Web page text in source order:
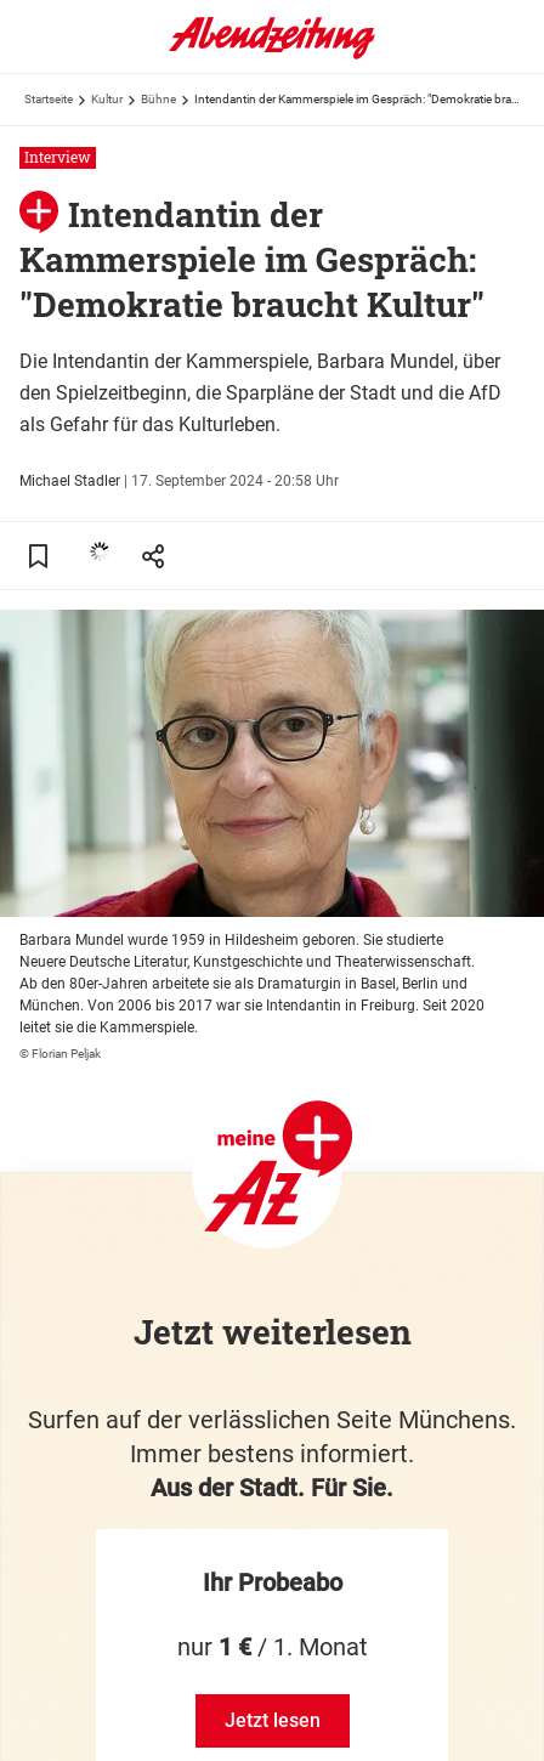
Startseite Kultur Bühne
Interview
Intendantin der
Kammerspiele im Gespräch:
"Demokratie braucht Kultur"
Die Intendantin der Kammerspiele, Barbara Mundel, über
den Spielzeitbeginn, die Sparpläne der Stadt und die AfD
als Gefahr für das Kulturleben.
Michael Stadler | 17. September 2024 - 20:58 Uhr
Barbara Mundel wurde 1959 in Hildesheim geboren. Sie studierte
Neuere Deutsche Literatur, Kunstgeschichte und Theaterwissenschaft.
Ab den 80er-Jahren arbeitete sie als Dramaturgin in Basel, Berlin und
München. Von 2006 bis 2017 war sie Intendantin in Freiburg. Seit 2020
leitet sie die Kammerspiele.
© Florian Peljak
Jetzt weiterlesen
Surfen auf der verlässlichen Seite Münchens.
Immer bestens informiert.
Aus der Stadt. Für Sie.
Ihr Probeabo
nur 1 €/ 1. Monat
Jetzt lesen